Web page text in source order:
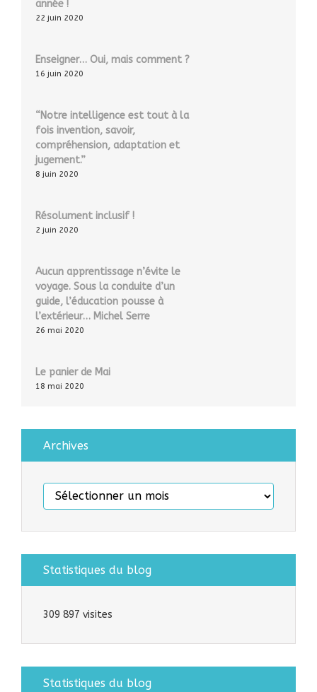
année !
22 juin 2020
Enseigner… Oui, mais comment ?
16 juin 2020
“Notre intelligence est tout à la
fois invention, savoir,
compréhension, adaptation et
jugement.”
8 juin 2020
Résolument inclusif !
2 juin 2020
Aucun apprentissage n’évite le
voyage. Sous la conduite d’un
guide, l’éducation pousse à
l’extérieur… Michel Serre
26 mai 2020
Le panier de Mai
18 mai 2020
Archives
Archives
Statistiques du blog
309 897 visites
Statistiques du blog